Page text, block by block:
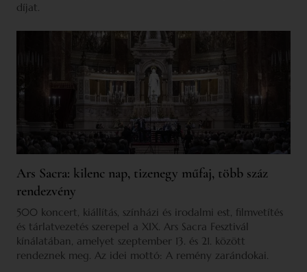
díjat.
Ars Sacra: kilenc nap, tizenegy műfaj, több száz
rendezvény
500 koncert, kiállítás, színházi és irodalmi est, filmvetítés
és tárlatvezetés szerepel a XIX. Ars Sacra Fesztivál
kínálatában, amelyet szeptember 13. és 21. között
rendeznek meg. Az idei mottó: A remény zarándokai.